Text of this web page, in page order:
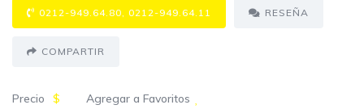
0212-949.64.80, 0212-949.64.11 RESEÑA
COMPARTIR
Precio $ Agregar a Favoritos